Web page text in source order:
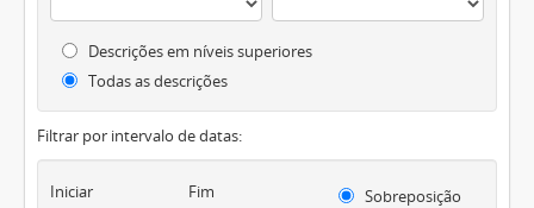
Descrições em níveis superiores
Todas as descrições
Filtrar por intervalo de datas:
Iniciar Fim
Sobreposição